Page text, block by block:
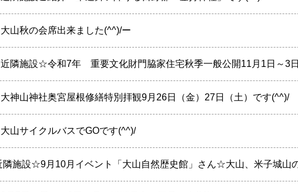
大山秋の会席出来ました(^^)/ー
近隣施設☆令和7年 重要文化財門脇家住宅秋季一般公開11月1日～3日
大神山神社奥宮屋根修繕特別拝観9月26日（金）27日（土）です(^^)/
大山サイクルバスでGOです(^^)/